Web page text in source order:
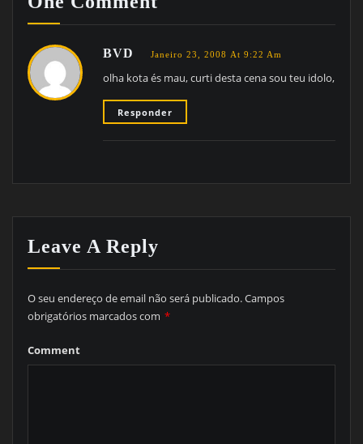
BVD Janeiro 23, 2008 At 9:22 Am
olha kota és mau, curti desta cena sou teu idolo,
Responder
Leave A Reply
O seu endereço de email não será publicado.Campos
obrigatórios marcados com *
Comment